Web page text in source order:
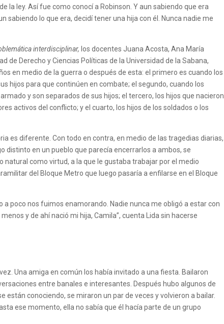
la ley. Así fue como conocí a Robinson. Y aun sabiendo que era
sabiendo lo que era, decidí tener una hija con él. Nunca nadie me
interdisciplinar, los docentes Juana Acosta, Ana María
de Derecho y Ciencias Políticas de la Universidad de la Sabana,
en medio de la guerra o después de esta: el primero es cuando los
hijos para que continúen en combate; el segundo, cuando los
y son separados de sus hijos; el tercero, los hijos que nacieron
activos del conflicto; y el cuarto, los hijos de los soldados o los
es diferente. Con todo en contra, en medio de las tragedias diarias,
distinto en un pueblo que parecía encerrarlos a ambos, se
natural como virtud, a la que le gustaba trabajar por el medio
del Bloque Metro que luego pasaría a enfilarse en el Bloque
a poco nos fuimos enamorando. Nadie nunca me obligó a estar con
y de ahí nació mi hija, Camila”, cuenta Lida sin hacerse
Una amiga en común los había invitado a una fiesta. Bailaron
entre banales e interesantes. Después hubo algunos de
están conociendo, se miraron un par de veces y volvieron a bailar.
ese momento, ella no sabía que él hacía parte de un grupo